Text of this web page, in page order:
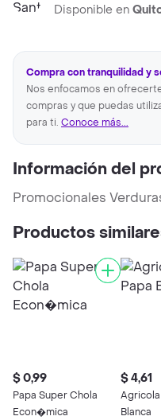
Disponible en
Compra con tranquilidad y
Nos enfocamos en
compras y que puedas
para ti. Conoce más...
Información del
Promocionales
Productos
$ 0,99
Papa Super Chola
Econ�mica
$ 4,61
Blanca